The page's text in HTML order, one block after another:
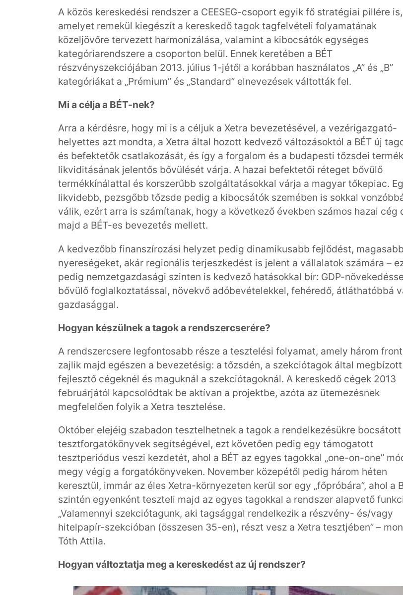
A közös kereskedési rendszer a CEESEG-csoport egyik fő stratégiai pillére is,
amelyet remekül kiegészít a kereskedő tagok tagfelvételi folyamatának
közeljövőre tervezett harmonizálása, valamint a kibocsátók egységes
kategóriarendszere a csoporton belül. Ennek keretében a BÉT
részvényszekciójában 2013. július 1-jétől a korábban használatos „A” és „B”
kategóriákat a „Prémium” és „Standard” elnevezések váltották fel.
Mi a célja a BÉT-nek?
Arra a kérdésre, hogy mi is a céljuk a Xetra bevezetésével, a vezérigazgató-
helyettes azt mondta, a Xetra által hozott kedvező változásoktól a BÉT új
és befektetők csatlakozását, és így a forgalom és a budapesti tőzsdei
likviditásának jelentős bővülését várja. A hazai befektetői réteget bővülő
termékkínálattal és korszerűbb szolgáltatásokkal várja a magyar tőkepiac.
likvidebb, pezsgőbb tőzsde pedig a kibocsátók szemében is sokkal
válik, ezért arra is számítanak, hogy a következő években számos hazai cég
majd a BÉT-es bevezetés mellett.
A kedvezőbb finanszírozási helyzet pedig dinamikusabb fejlődést, magasabb
nyereségeket, akár regionális terjeszkedést is jelent a vállalatok számára –
pedig nemzetgazdasági szinten is kedvező hatásokkal bír: GDP-
bővülő foglalkoztatással, növekvő adóbevételekkel, fehéredő, átláthatóbbá
gazdasággal.
Hogyan készülnek a tagok a rendszercserére?
A rendszercsere legfontosabb része a tesztelési folyamat, amely három
zajlik majd egészen a bevezetésig: a tőzsdén, a szekciótagok által megbízott
fejlesztő cégeknél és maguknál a szekciótagoknál. A kereskedő cégek 2013
februárjától kapcsolódtak be aktívan a projektbe, azóta az ütemezésnek
megfelelően folyik a Xetra tesztelése.
Október elejéig szabadon tesztelhetnek a tagok a rendelkezésükre bocsátott
tesztforgatókönyvek segítségével, ezt követően pedig egy támogatott
tesztperiódus veszi kezdetét, ahol a BÉT az egyes tagokkal „one-on-one”
megy végig a forgatókönyveken. November közepétől pedig három héten
keresztül, immár az éles Xetra-környezeten kerül sor egy „főpróbára”, ahol a
szintén egyenként teszteli majd az egyes tagokkal a rendszer alapvető
„Valamennyi szekciótagunk, aki tagsággal rendelkezik a részvény- és/vagy
hitelpapír-szekcióban (összesen 35-en), részt vesz a Xetra tesztjében” –
Tóth Attila.
Hogyan változtatja meg a kereskedést az új rendszer?